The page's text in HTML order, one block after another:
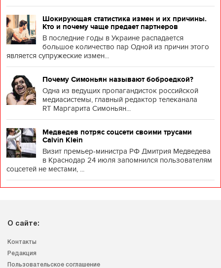
Шокирующая статистика измен и их причины.
Кто и почему чаще предает партнеров
В последние годы в Украине распадается
большое количество пар Одной из причин этого
является супружеские измен...
Почему Симоньян называют боброедкой?
Одна из ведущих пропагандисток российской
медиасистемы, главный редактор телеканала
RT Маргарита Симоньян...
Медведев потряс соцсети своими трусами
Calvin Klein
Визит премьер-министра РФ Дмитрия Медведева
в Краснодар 24 июля запомнился пользователям
соцсетей не местами, ...
О сайте:
Контакты
Редакция
Пользовательское соглашение